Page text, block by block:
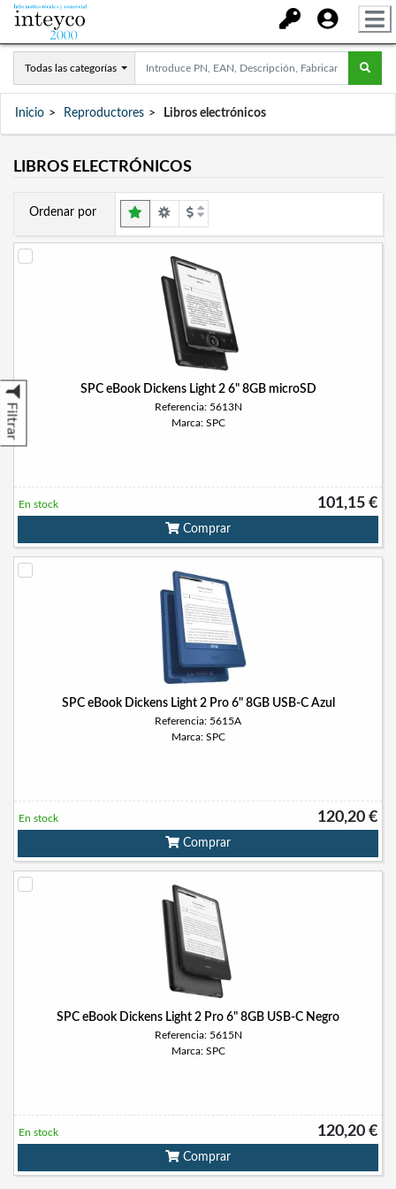
Todas las categorías
Inicio Reproductores Libros electrónicos
LIBROS ELECTRÓNICOS
Filtrar
Ordenar por
SPC eBook Dickens Light 2 6" 8GB microSD
Referencia: 5613N
Marca: SPC
101,15 €
En stock
Comprar
SPC eBook Dickens Light 2 Pro 6" 8GB USB-C Azul
Referencia: 5615A
Marca: SPC
120,20 €
En stock
Comprar
SPC eBook Dickens Light 2 Pro 6" 8GB USB-C Negro
Referencia: 5615N
Marca: SPC
120,20 €
En stock
Comprar